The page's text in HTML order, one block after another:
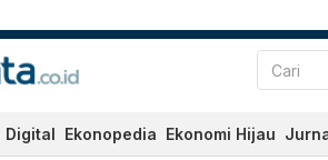
Digital Ekonopedia Ekonomi Hijau